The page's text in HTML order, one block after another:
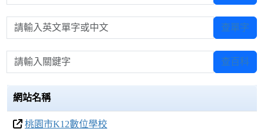
請輸入英文單字或中文 查單字
請輸入關鍵字 查百科
網站名稱
桃園市K12數位學校